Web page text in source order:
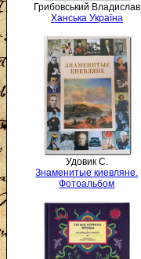
Грибовський Владислав
Ханська Україна
Удовик С.
Знаменитые киевляне.
Фотоальбом